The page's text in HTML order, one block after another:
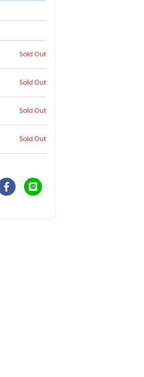
Sold Out
Sold Out
Sold Out
Sold Out